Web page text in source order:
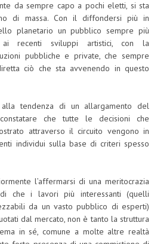
da sempre capo a pochi eletti, si sta
di massa. Con il diffondersi più in
planetario un pubblico sempre più
recenti sviluppi artistici, con la
pubbliche e private, che sempre
ciò che sta avvenendo in questo
tendenza di un allargamento del
che tutte le decisioni che
attraverso il circuito vengono in
individui sulla base di criteri spesso
l’affermarsi di una meritocrazia
che i lavori più interessanti (quelli
da un vasto pubblico di esperti)
dal mercato, non è tanto la struttura
in sé, comune a molte altre realtà